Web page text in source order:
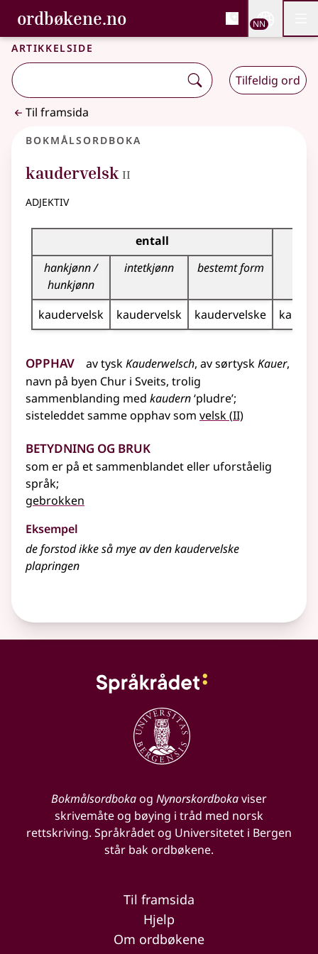
Gå til hovudinnhald
Tilgjenge
ordbøkene.no, Bokmålsordboka og
Bokmålsordboka og Nynorskordboka
NN
Artikkelside
Tilfeldig ord
Til framsida
Bokmålsordboka
kaudervelsk 2
II
adjektiv
Bøyingstabell for dette adjektivet
entall
hankjønn /
hunkjønn
intetkjønn bestemt form
kaudervelsk kaudervelsk kaudervelske
Opphav avtyskKauderwelsch, av sørtyskKauer,
navn på byen Chur i Sveits, trolig
sammenblanding med kaudern‘pludre’;
sisteleddet samme opphav som velsk(2
II)
Betydning og bruk
som er på et sammenblandet eller uforståelig
språk;
gebrokken
Eksempel
de forstod ikke så mye av den kaudervelske
plapringen
Bokmålsordbokaog Nynorskordbokaviser
skrivemåte og bøying i tråd med norsk
rettskriving. Språkrådet og Universitetet i Bergen
står bak ordbøkene.
Til framsida
Hjelp
Om ordbøkene